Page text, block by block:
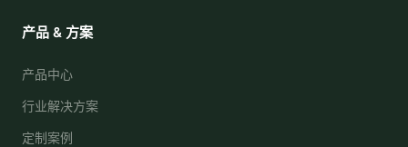
产品 & 方案
产品中心
行业解决方案
定制案例